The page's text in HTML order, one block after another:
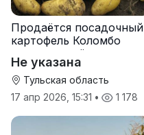
Продаётся посадочный
картофель Коломбо
оптом от трёх тонн
Не указана
Тульская область
17 апр 2026, 15:31 • 1 178